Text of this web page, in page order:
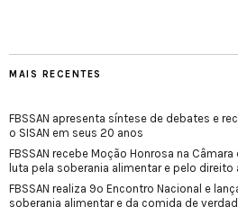
MAIS RECENTES
FBSSAN apresenta síntese de debates e
o SISAN em seus 20 anos
FBSSAN recebe Moção Honrosa na
luta pela soberania alimentar e pelo
FBSSAN realiza 9º Encontro Nacional e
soberania alimentar e da comida de